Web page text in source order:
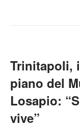
Trinitapoli,
piano del
Losapio:
vive”